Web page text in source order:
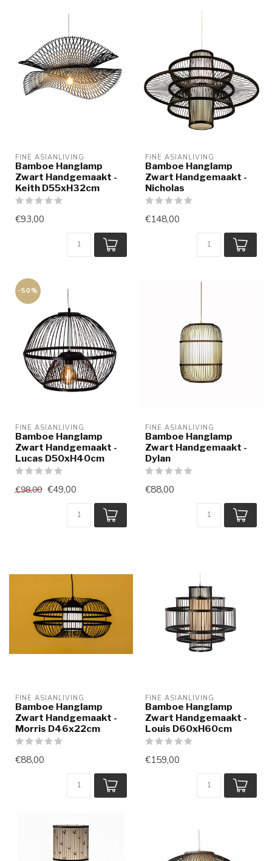
FINE ASIANLIVING
Bamboe Hanglamp
Zwart Handgemaakt -
Keith D55xH32cm
€93,00
FINE ASIANLIVING
Bamboe Hanglamp
Zwart Handgemaakt -
Nicholas
€148,00
-50%
FINE ASIANLIVING
Bamboe Hanglamp
Zwart Handgemaakt -
Lucas D50xH40cm
€98,00 €49,00
FINE ASIANLIVING
Bamboe Hanglamp
Zwart Handgemaakt -
Dylan
€88,00
FINE ASIANLIVING
Bamboe Hanglamp
Zwart Handgemaakt -
Morris D46x22cm
€88,00
FINE ASIANLIVING
Bamboe Hanglamp
Zwart Handgemaakt -
Louis D60xH60cm
€159,00